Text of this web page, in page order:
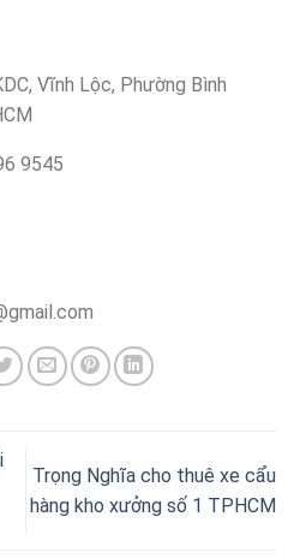
Vĩnh Lộc, Phường Bình
9545
Trọng Nghĩa cho thuê xe cẩu
hàng kho xưởng số 1 TPHCM